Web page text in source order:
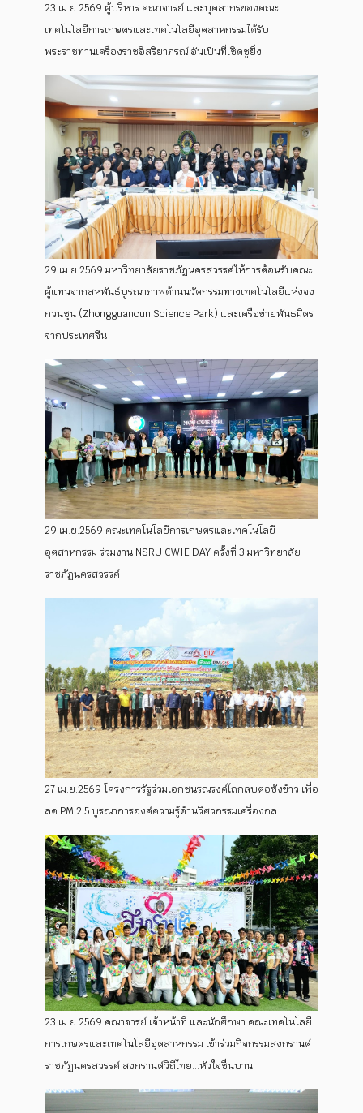
23 เม.ย.2569 ผู้บริหาร คณาจารย์ และบุคลากรของคณะ
เทคโนโลยีการเกษตรและเทคโนโลยีอุตสาหกรรมได้รับ
พระราชทานเครื่องราชอิสริยาภรณ์ อันเป็นที่เชิดชูยิ่ง
29 เม.ย.2569 มหาวิทยาลัยราชภัฏนครสวรรค์ให้การต้อนรับคณะ
ผู้แทนจากสหพันธ์บูรณาภาพด้านนวัตกรรมทางเทคโนโลยีแห่งจง
กวนชุน (Zhongguancun Science Park) และเครือข่ายพันธมิตร
จากประเทศจีน
29 เม.ย.2569 คณะเทคโนโลยีการเกษตรและเทคโนโลยี
อุตสาหกรรม ร่วมงาน NSRU CWIE DAY ครั้งที่ 3 มหาวิทยาลัย
ราชภัฏนครสวรรค์
27 เม.ย.2569 โครงการรัฐร่วมเอกชนรณรงค์ไถกลบตอซังข้าว เพื่อ
ลด PM 2.5 บูรณาการองค์ความรู้ด้านวิศวกรรมเครื่องกล
23 เม.ย.2569 คณาจารย์ เจ้าหน้าที่ และนักศึกษา คณะเทคโนโลยี
การเกษตรและเทคโนโลยีอุตสาหกรรม เข้าร่วมกิจกรรมสงกรานต์
ราชภัฏนครสวรรค์ สงกรานต์วิถีไทย...หัวใจชื่นบาน